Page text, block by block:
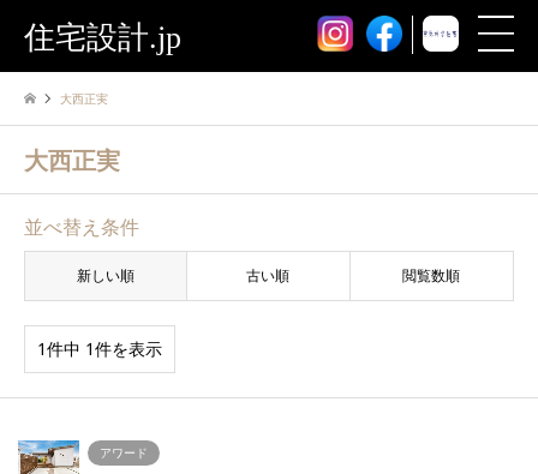
住宅設計.jp
大西正実
大西正実
並べ替え条件
新しい順 古い順 閲覧数順
1件中 1件を表示
アワード